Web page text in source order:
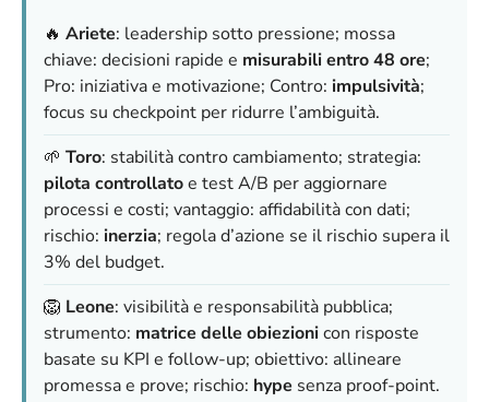
🔥 Ariete: leadership sotto pressione; mossa
chiave: decisioni rapide e misurabili entro 48 ore;
Pro: iniziativa e motivazione; Contro: impulsività;
focus su checkpoint per ridurre l’ambiguità.
🌱 Toro: stabilità contro cambiamento; strategia:
pilota controllatoe test A/B per aggiornare
processi e costi; vantaggio: affidabilità con dati;
rischio: inerzia; regola d’azione se il rischio supera il
3% del budget.
🦁 Leone: visibilità e responsabilità pubblica;
strumento: matrice delle obiezionicon risposte
basate su KPI e follow-up; obiettivo: allineare
promessa e prove; rischio: hype senza proof-point.